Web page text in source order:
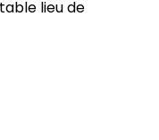
lieu de